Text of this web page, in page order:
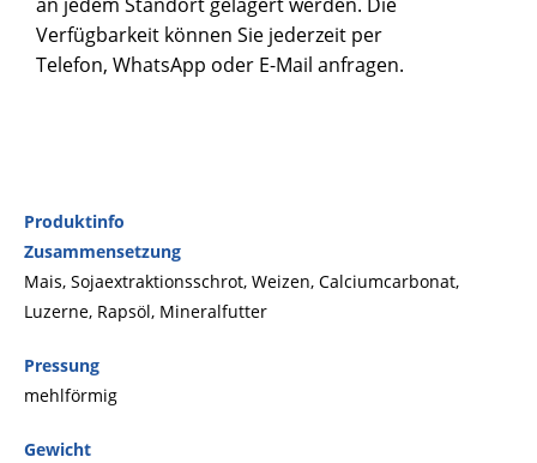
Verfügbarkeit können Sie jederzeit per
Telefon, WhatsApp oder E-Mail anfragen.
Produktinfo
Zusammensetzung
Mais, Sojaextraktionsschrot, Weizen, Calciumcarbonat,
Luzerne, Rapsöl, Mineralfutter
Pressung
mehlförmig
Gewicht